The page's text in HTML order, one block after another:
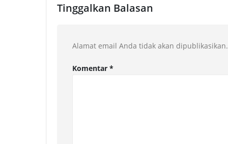
Tinggalkan Balasan
Alamat email Anda tidak akan dipublikasikan.
Komentar *